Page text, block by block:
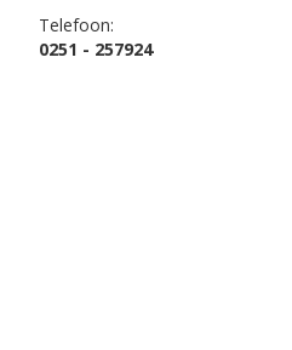
Telefoon:
0251 - 257924